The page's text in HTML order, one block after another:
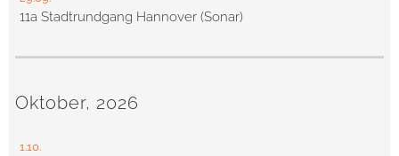
11a Stadtrundgang Hannover (Sonar)
Oktober, 2026
1.10.